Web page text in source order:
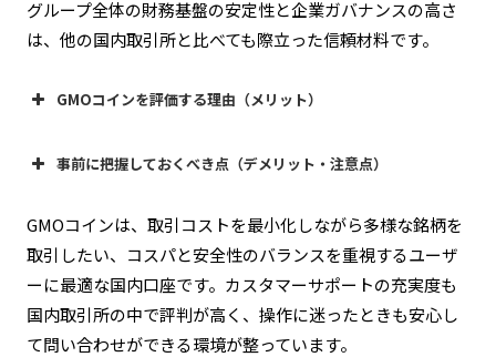
グループ全体の財務基盤の安定性と企業ガバナンスの高さ
は、他の国内取引所と比べても際立った信頼材料です。
GMOコインを評価する理由（メリット）
取扱銘柄数が国内トップクラス（30種類以上）
事前に把握しておくべき点（デメリット・注意点）
銀行振込での入出金手数料が場合によって発生
GMOコインは、取引コストを最小化しながら多様な銘柄を
取引したい、コスパと安全性のバランスを重視するユーザ
ーに最適な国内口座です。カスタマーサポートの充実度も
国内取引所の中で評判が高く、操作に迷ったときも安心し
て問い合わせができる環境が整っています。